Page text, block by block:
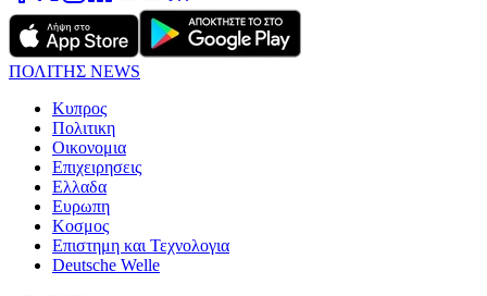
ΠΟΛΙΤΗΣ NEWS
Κυπρος
Πολιτικη
Οικονομια
Επιχειρησεις
Ελλαδα
Ευρωπη
Κοσμος
Επιστημη και Τεχνολογια
Deutsche Welle